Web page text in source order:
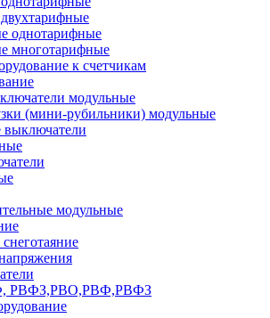
однотарифные
многотарифные
к счетчикам
модульные
(мини-рубильники) модульные
модульные
РВФЗ,РВО,РВФ,РВФЗ